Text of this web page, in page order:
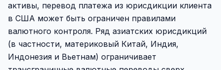
активы, перевод платежа из юрисдикции клиента
в США может быть ограничен правилами
валютного контроля. Ряд азиатских юрисдикций
(в частности, материковый Китай, Индия,
Индонезия и Вьетнам) ограничивает